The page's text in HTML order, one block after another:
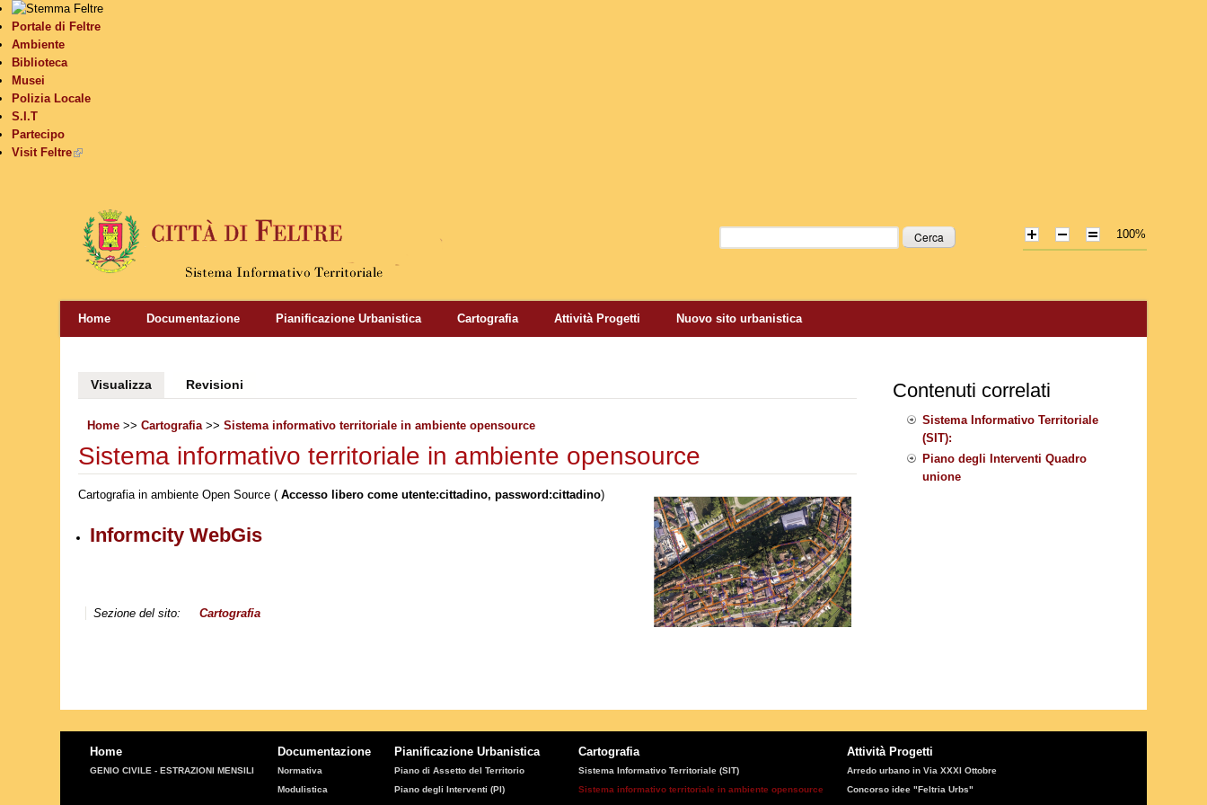
Portale di Feltre
Ambiente
Biblioteca
Musei
Polizia Locale
S.I.T
Partecipo
Visit Feltre(link is external)
100%
Home Documentazione Pianificazione Urbanistica Cartografia Attività Progetti Nuovo sito urbanistica
Visualizza (scheda attiva)
Revisioni
Home >> Cartografia >> Sistema informativo territoriale in ambiente opensource
Sistema informativo territoriale in ambiente opensource
Cartografia in ambiente Open Source ( Accesso libero come utente:cittadino, password:cittadino)
Informcity WebGis
Sezione del sito: Cartografia
Contenuti correlati
Sistema Informativo Territoriale
(SIT):
Piano degli Interventi Quadro
unione
Home
GENIO CIVILE - ESTRAZIONI MENSILI
Documentazione
Normativa
Modulistica
Pianificazione Urbanistica
Piano di Assetto del Territorio
Piano degli Interventi (PI)
Cartografia
Sistema Informativo Territoriale (SIT)
Sistema informativo territoriale in ambiente opensource
Attività Progetti
Arredo urbano in Via XXXI Ottobre
Concorso idee "Feltria Urbs"